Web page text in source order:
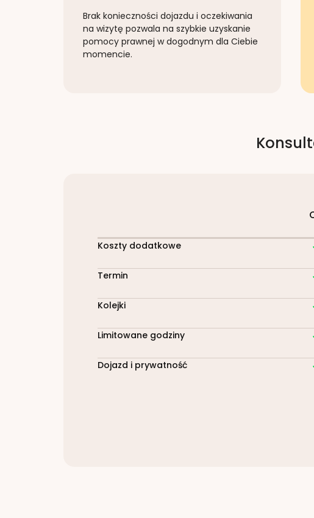
Brak konieczności dojazdu i oczekiwania
na wizytę pozwala na szybkie uzyskanie
pomocy prawnej w dogodnym dla Ciebie
momencie.
Koszty dodatkowe
Termin
Kolejki
Limitowane godziny
Dojazd i prywatność